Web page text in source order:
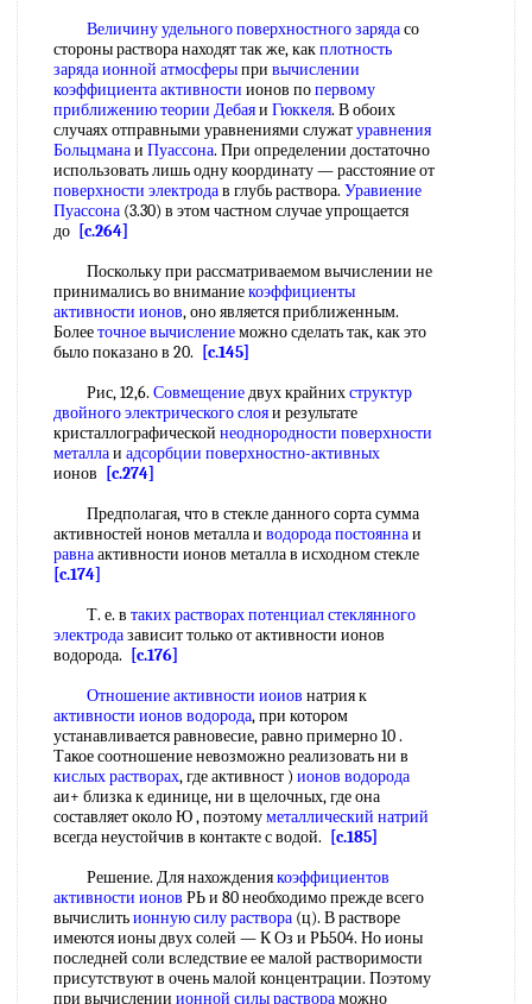
Величину удельногоповерхностного зарядасо
стороны раствора находят так же, какплотность
заряда ионной атмосферыпри вычислении
коэффициента активности ионов попервому
приближениютеории Дебаяи Гюккеля. В обоих
случаях отправными уравнениями служатуравнения
Больцманаи Пуассона. При определении достаточно
использовать лишь одну координату — расстояние от
поверхности электродав глубь раствора. Уравиение
Пуассона (3.30) в этом частном случае упрощается
до [c.264]
Поскольку при рассматриваемом вычислении не
принимались во вниманиекоэффициенты
активности ионов, оно является приближенным.
Болееточное вычислениеможно сделать так, как это
было показано в 20.
[c.145]
Рис, 12,6. Совмещениедвух крайнихструктур
двойного электрического слояи результате
кристаллографической неоднородности поверхности
металлаи адсорбции поверхностно-активных
ионов
[c.274]
Предполагая, что в стекле данного сорта сумма
активностей нонов металла и водородапостояннаи
равнаактивности ионов металла в исходном стекле
[c.174]
Т. е. в таких растворахпотенциал стеклянного
электродазависит только от активности ионов
водорода.
[c.176]
Отношение активности иоиов натрия к
активности ионов водорода, при котором
устанавливается равновесие, равно примерно 10 .
Такое соотношение невозможно реализовать ни в
кислых растворах, где активност ) ионов водорода
аи+ близка к единице, ни в щелочных, где она
составляет около Ю , поэтомуметаллический натрий
всегда неустойчив в контакте с водой.
[c.185]
Решение. Для нахождениякоэффициентов
активности ионов РЬ и 80 необходимо прежде всего
вычислитьионную силу раствора (ц). В растворе
имеются ионы двух солей — К Оз и РЬ504. Но ионы
последней соли вследствие ее малой растворимости
присутствуют в очень малой концентрации. Поэтому
при вычислении ионной силы раствораможно